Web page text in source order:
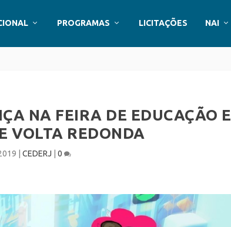
PROGRAMAS LICITAÇÕES NAI
NA FEIRA DE EDUCAÇÃO E
VOLTA REDONDA
CEDERJ 0